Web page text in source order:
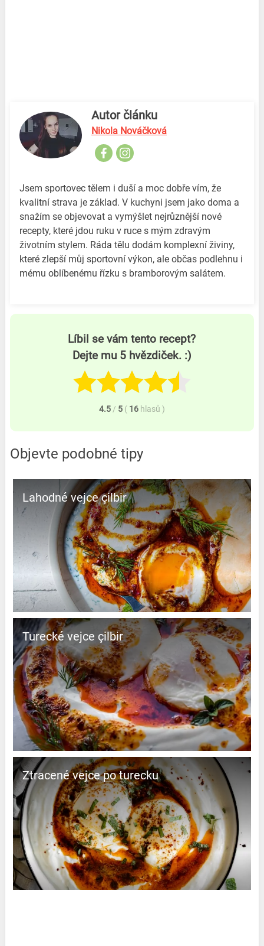
Autor článku
Nikola Nováčková
Jsem sportovec tělem i duší a moc dobře vím, že
kvalitní strava je základ. V kuchyni jsem jako doma a
snažím se objevovat a vymýšlet nejrůznější nové
recepty, které jdou ruku v ruce s mým zdravým
životním stylem. Ráda tělu dodám komplexní živiny,
které zlepší můj sportovní výkon, ale občas podlehnu i
mému oblíbenému řízku s bramborovým salátem.
Líbil se vám tento recept?
Dejte mu 5 hvězdiček. :)
4.5 / 5 ( 16 hlasů )
Objevte podobné tipy
Lahodné vejce çilbir
Turecké vejce çilbir
Ztracené vejce po turecku